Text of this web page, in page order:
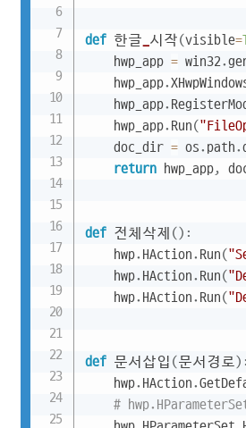
def 한글 시작(visible=
    hwp_app
= win32.
    hwp_app
.
    hwp_app
.
    hwp_app
. Run(
    doc_dir
= os. path.
return hwp_app,
def 전체삭제 () :
    hwp
. HAction. Run(
    hwp
. HAction. Run(
    hwp
. HAction. Run(
def 문서삽입 (문서경로) :
    hwp
. HAction.
#